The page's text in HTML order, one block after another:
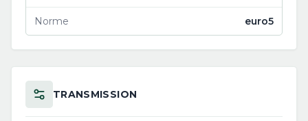
Norme euro5
TRANSMISSION